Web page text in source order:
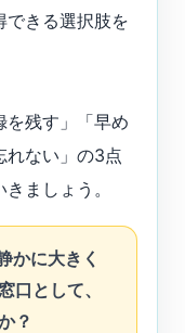
できる選択肢を
を残す」「早め
れない」の3点
ましょう。
かに大きく
口として、
？